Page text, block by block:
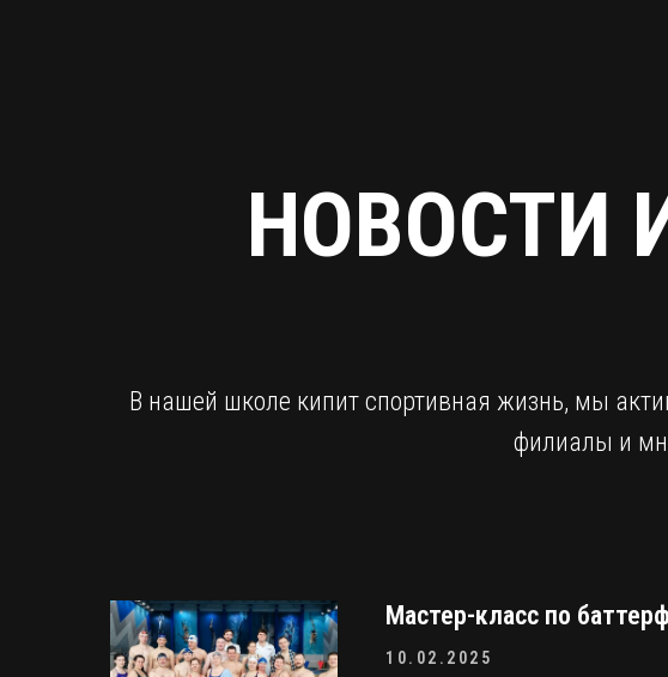
НОВОСТИ
В нашей школе кипит спортивная жизнь, мы
филиалы и
Мастер-класс по
10.02.2025